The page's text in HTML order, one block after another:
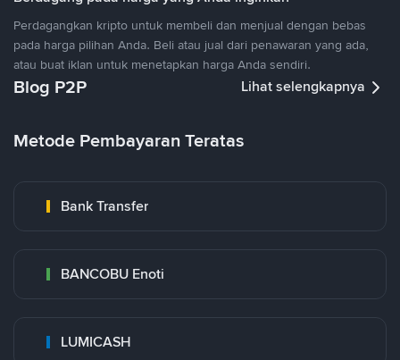
Perdagangkan kripto untuk membeli dan menjual dengan bebas
pada harga pilihan Anda. Beli atau jual dari penawaran yang ada,
atau buat iklan untuk menetapkan harga Anda sendiri.
Blog P2P Lihat selengkapnya
Metode Pembayaran Teratas
Bank Transfer
BANCOBU Enoti
LUMICASH